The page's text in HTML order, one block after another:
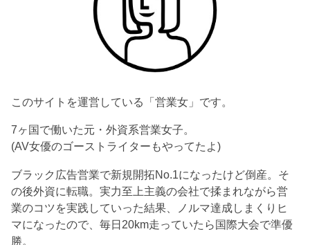
このサイトを運営している「営業女」です。
7ヶ国で働いた元・外資系営業女子。
(AV女優のゴーストライターもやってたよ)
ブラック広告営業で新規開拓No.1になったけど倒産。そ
の後外資に転職。実力至上主義の会社で揉まれながら営
業のコツを実践していった結果、ノルマ達成しまくりヒ
マになったので、毎日20km走っていたら国際大会で準優
勝。